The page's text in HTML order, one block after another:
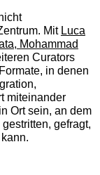
Mit Luca
Mohammad
Curators
in denen
miteinander
Ort sein, an dem
gefragt,